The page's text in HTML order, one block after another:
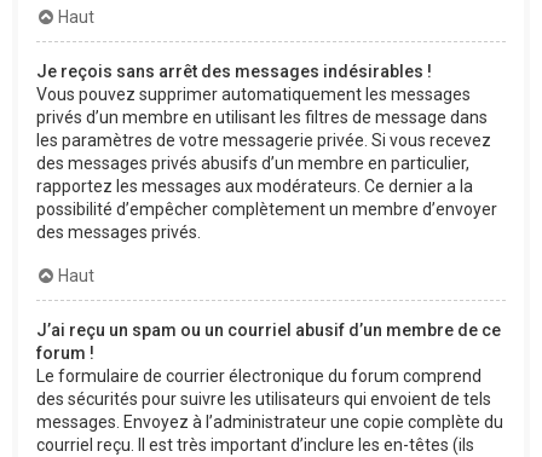
Haut
Je reçois sans arrêt des messages indésirables !
Vous pouvez supprimer automatiquement les messages
privés d’un membre en utilisant les filtres de message dans
les paramètres de votre messagerie privée. Si vous recevez
des messages privés abusifs d’un membre en particulier,
rapportez les messages aux modérateurs. Ce dernier a la
possibilité d’empêcher complètement un membre d’envoyer
des messages privés.
Haut
J’ai reçu un spam ou un courriel abusif d’un membre de ce
forum !
Le formulaire de courrier électronique du forum comprend
des sécurités pour suivre les utilisateurs qui envoient de tels
messages. Envoyez à l’administrateur une copie complète du
courriel reçu. Il est très important d’inclure les en-têtes (ils